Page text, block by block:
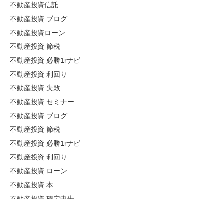
不動産投資信託
不動産投資 ブログ
不動産投資ローン
不動産投資 節税
不動産投資 必勝1rナビ
不動産投資 利回り
不動産投資 失敗
不動産投資 セミナー
不動産投資 ブログ
不動産投資 節税
不動産投資 必勝1rナビ
不動産投資 利回り
不動産投資 ローン
不動産投資 本